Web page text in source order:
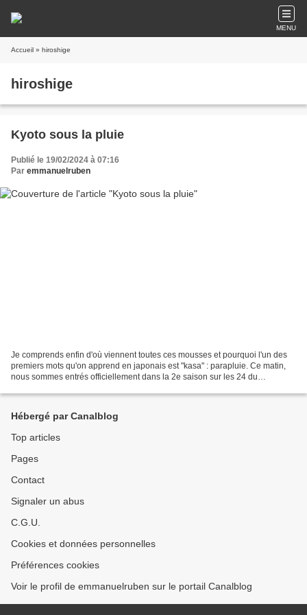
MENU
Accueil » hiroshige
hiroshige
Kyoto sous la pluie
Publié le 19/02/2024 à 07:16
Par emmanuelruben
Je comprends enfin d'où viennent toutes ces mousses et pourquoi l'un des
premiers mots qu'on apprend en japonais est "kasa" : parapluie. Ce matin,
nous sommes entrés officiellement dans la 2e saison sur les 24 du
Hébergé par Canalblog
Top articles
Pages
Contact
Signaler un abus
C.G.U.
Cookies et données personnelles
Préférences cookies
Voir le profil de emmanuelruben sur le portail Canalblog